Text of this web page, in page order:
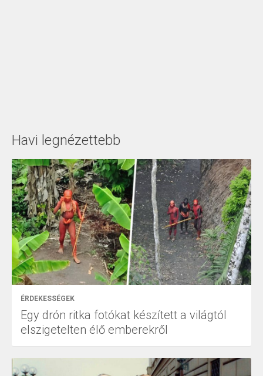
Havi legnézettebb
ÉRDEKESSÉGEK
Egy drón ritka fotókat készített a világtól
elszigetelten élő emberekről